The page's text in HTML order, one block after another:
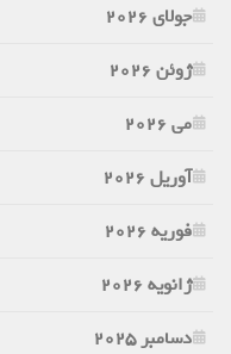
جولای 2026
ژوئن 2026
می 2026
آوریل 2026
فوریه 2026
ژانویه 2026
دسامبر 2025